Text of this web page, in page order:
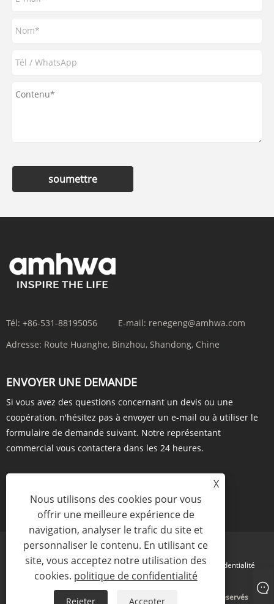
soumettre
Tél: +86-531-88195056 E-mail: renegeng@amhwa.com
Adresse: Route Huanghe, Binzhou, Shandong, Chine
ENVOYER UNE DEMANDE
Si vous avez des questions concernant un devis ou une
coopération, n'hésitez pas à envoyer un e-mail ou à utiliser le
formulaire de demande suivant. Notre représentant
commercial vous contactera dans les 24 heures.
ENQUÊTE MAINTENANT
Links Sitemap RSS XML politique de confidentialité
Copyright © 2023 Amhwa Biopharm Co., Ltd. Tous droits réservés
X
Nous utilisons des cookies pour vous
offrir une meilleure expérience de
navigation, analyser le trafic du site et
personnaliser le contenu. En utilisant ce
site, vous acceptez notre utilisation des
cookies. politique de confidentialité
Rejeter Accepter